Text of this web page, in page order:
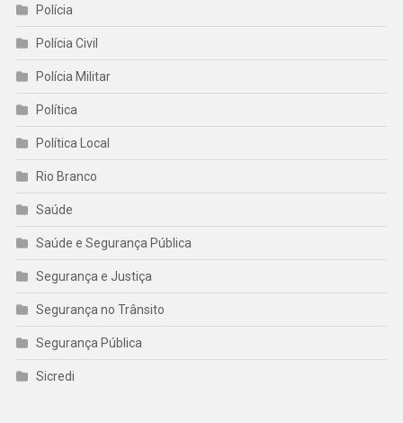
Polícia
Polícia Civil
Polícia Militar
Política
Política Local
Rio Branco
Saúde
Saúde e Segurança Pública
Segurança e Justiça
Segurança no Trânsito
Segurança Pública
Sicredi